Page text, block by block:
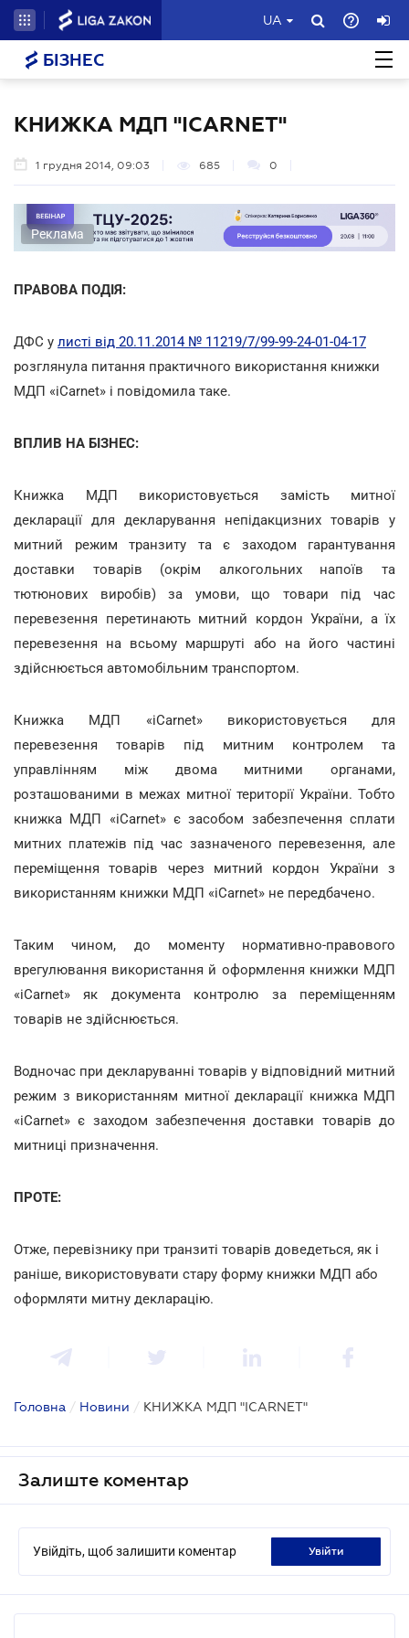
UA
БІЗНЕС
КНИЖКА МДП "ICARNET"
1 грудня 2014, 09:03 685 0
Реклама
ПРАВОВА ПОДІЯ:
ДФС у листі від 20.11.2014 № 11219/7/99-99-24-01-04-17
розглянула питання практичного використання книжки
МДП «iCarnet» і повідомила таке.
ВПЛИВ НА БІЗНЕС:
Книжка МДП використовується замість митної
декларації для декларування непідакцизних товарів у
митний режим транзиту та є заходом гарантування
доставки товарів (окрім алкогольних напоїв та
тютюнових виробів) за умови, що товари під час
перевезення перетинають митний кордон України, а їх
перевезення на всьому маршруті або на його частині
здійснюється автомобільним транспортом.
Книжка МДП «iCarnet» використовується для
перевезення товарів під митним контролем та
управлінням між двома митними органами,
розташованими в межах митної території України. Тобто
книжка МДП «iCarnet» є засобом забезпечення сплати
митних платежів під час зазначеного перевезення, але
переміщення товарів через митний кордон України з
використанням книжки МДП «iCarnet» не передбачено.
Таким чином, до моменту нормативно-правового
врегулювання використання й оформлення книжки МДП
«iCarnet» як документа контролю за переміщенням
товарів не здійснюється.
Водночас при декларуванні товарів у відповідний митний
режим з використанням митної декларації книжка МДП
«iCarnet» є заходом забезпечення доставки товарів до
митниці призначення.
ПРОТЕ:
Отже, перевізнику при транзиті товарів доведеться, як і
раніше, використовувати стару форму книжки МДП або
оформляти митну декларацію.
Головна / Новини / КНИЖКА МДП "ICARNET"
Залиште коментар
Увійдіть, щоб залишити коментар увійти